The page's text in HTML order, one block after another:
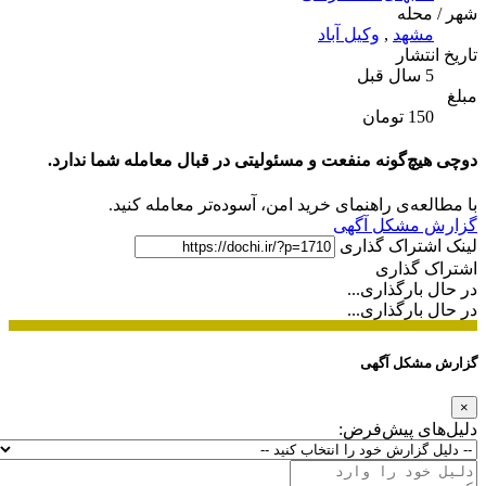
شهر / محله
مشهد, وکیل آباد
تاریخ انتشار
5 سال قبل
مبلغ
150 تومان
دوچی هیچ‌گونه منفعت و مسئولیتی در قبال معامله شما ندارد.
با مطالعه‌ی راهنمای خرید امن، آسوده‌تر معامله کنید.
گزارش مشکل آگهی
لینک اشتراک گذاری
اشتراک گذاری
در حال بارگذاری...
در حال بارگذاری...
گزارش مشکل آگهی
×
دلیل‌های پیش‌فرض: